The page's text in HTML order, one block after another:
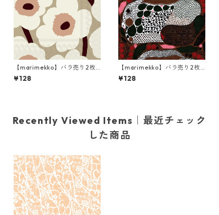
【marimekko】バラ売り2枚
ランチサイズ ペーパーナプキ
ン UNIKKO クリーム
¥128
【marimekko】バラ売り2枚
ランチサイズ ペーパーナプキ
ン RUSAKKO ブラウンxピンク
¥128
Recently Viewed Items｜最近チェック
した商品